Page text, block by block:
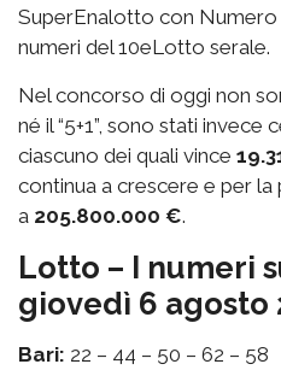
SuperEnalotto con Numero
numeri del 10eLotto serale.
Nel concorso di oggi non
né il “5+1”, sono stati invece
ciascuno dei quali vince
continua a crescere e per
a 205.800.000 €.
Lotto – I numeri
giovedì 6 agosto
Bari: 22 – 44 – 50 – 62 – 58